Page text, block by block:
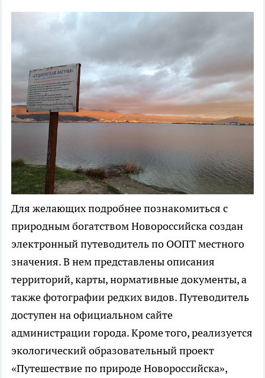
Для желающих подробнее познакомиться с
природным богатством Новороссийска создан
электронный путеводитель по ООПТ местного
значения. В нем представлены описания
территорий, карты, нормативные документы, а
также фотографии редких видов. Путеводитель
доступен на официальном сайте
администрации города. Кроме того, реализуется
экологический образовательный проект
«Путешествие по природе Новороссийска»,